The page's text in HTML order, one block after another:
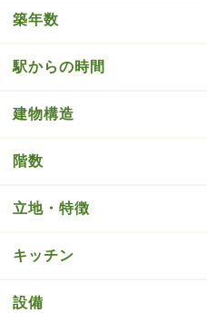
築年数
駅からの時間
建物構造
階数
立地・特徴
キッチン
設備